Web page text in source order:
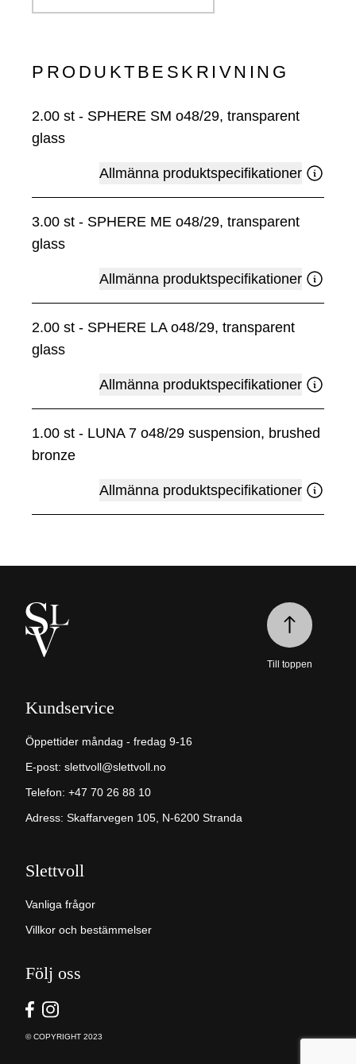
PRODUKTBESKRIVNING
2.00 st - SPHERE SM o48/29, transparent
glass
Allmänna produktspecifikationer
3.00 st - SPHERE ME o48/29, transparent
glass
Allmänna produktspecifikationer
2.00 st - SPHERE LA o48/29, transparent
glass
Allmänna produktspecifikationer
1.00 st - LUNA 7 o48/29 suspension, brushed
bronze
Allmänna produktspecifikationer
Kundservice
Öppettider måndag - fredag 9-16
E-post: slettvoll@slettvoll.no
Telefon: +47 70 26 88 10
Adress: Skaffarvegen 105, N-6200 Stranda
Slettvoll
Vanliga frågor
Villkor och bestämmelser
Följ oss
© COPYRIGHT 2023
Till toppen